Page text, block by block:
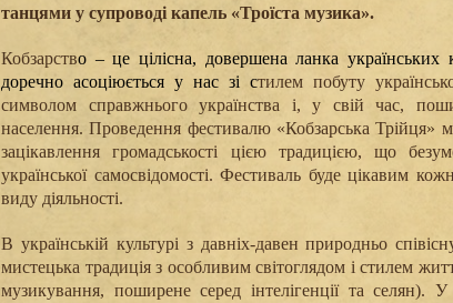
танцями у супроводі капель «Троїста музика».
Кобзарство – це цілісна, довершена ланка українських
доречно асоціюється у нас зі стилем побуту
символом справжнього українства і, у свій час,
населення.Проведення фестивалю «Кобзарська Трійця»
зацікавлення громадськості цією традицією, що
української самосвідомості. Фестиваль буде цікавим
виду діяльності.
В українській культурі з давніх-давен природньо
мистецька традиція з особливим світоглядом і стилем
музикування, поширене серед інтелігенції та селян). У